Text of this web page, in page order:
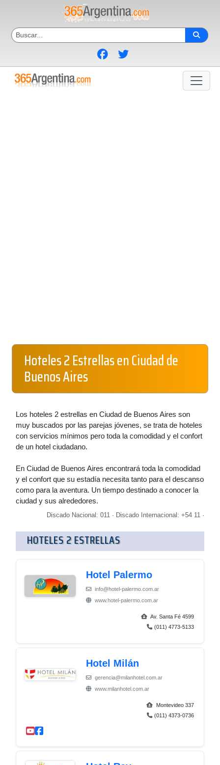
Hoteles 2 Estrellas en Ciudad de
Buenos Aires
Los hoteles 2 estrellas en Ciudad de Buenos Aires son
muy buscados por las parejas jóvenes, se trata de hoteles
con servicios mínimos pero toda la comodidad y el confort
de un hotel ciudadano.
En Ciudad de Buenos Aires encontrará toda la comodidad
y el confort que su estadía necesita tanto para el descanso
como para la aventura. Un tiempo destinado a conocer la
ciudad y sus alrededores.
Discado Nacional: 011 · Discado Internacional: +54 11 ·
HOTELES 2 ESTRELLAS
Hotel Palermo
info@hotel-palermo.com.ar
www.hotel-palermo.com.ar
Av. Santa Fé 4599
(011) 4773-5133
Hotel Milán
gerencia@milanhotel.com.ar
www.milanhotel.com.ar
Montevideo 337
(011) 4373-0736